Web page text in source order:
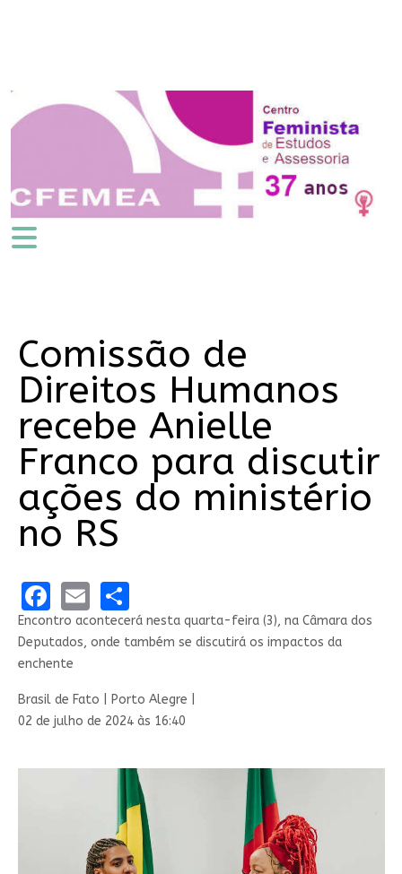
Comissão de
Direitos Humanos
recebe Anielle
Franco para discutir
ações do ministério
no RS
Facebook
EmailShare
Encontro acontecerá nesta quarta-feira (3), na Câmara dos
Deputados, onde também se discutirá os impactos da
enchente
Brasil de Fato | Porto Alegre |
02 de julho de 2024 às 16:40